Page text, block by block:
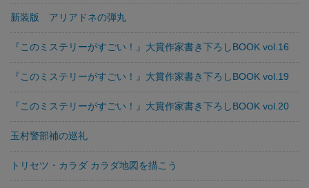
新装版 アリアドネの弾丸
『このミステリーがすごい！』大賞作家書き下ろしBOOK vol.16
『このミステリーがすごい！』大賞作家書き下ろしBOOK vol.19
『このミステリーがすごい！』大賞作家書き下ろしBOOK vol.20
玉村警部補の巡礼
トリセツ・カラダ カラダ地図を描こう